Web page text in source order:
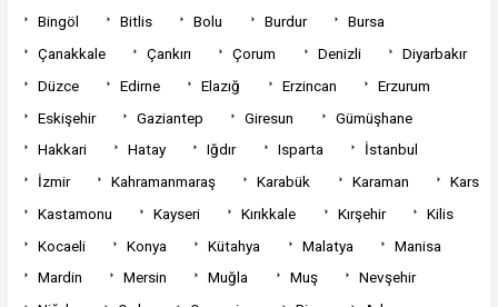
Bingöl
Bitlis Bolu Burdur
Bursa
Çanakkale
Çankırı Çorum Denizli
Diyarbakır
Düzce
Edirne Elazığ Erzincan
Erzurum
Eskişehir
Gaziantep Giresun
Gümüşhane
Hakkari
Hatay Iğdır Isparta
İstanbul
İzmir
Kahramanmaraş Karabük Karaman
Kars
Kastamonu
Kayseri Kırıkkale Kırşehir
Kilis
Kocaeli
Konya Kütahya Malatya
Manisa
Mardin
Mersin Muğla Muş
Nevşehir